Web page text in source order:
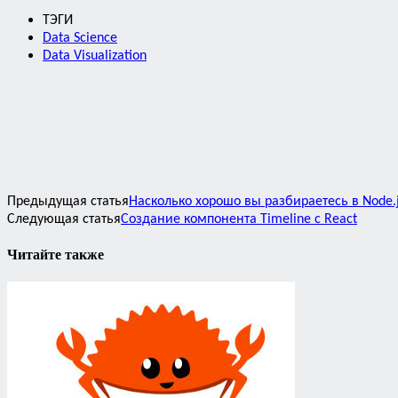
ТЭГИ
Data Science
Data Visualization
Предыдущая статьяНасколько хорошо вы разбираетесь в
Следующая статьяСоздание компонента Timeline с React
Читайте также